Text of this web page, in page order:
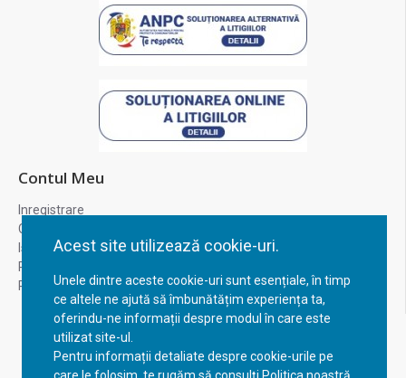
Acest site utilizează cookie-uri.
Unele dintre aceste cookie-uri sunt esențiale, în timp
ce altele ne ajută să îmbunătățim experiența ta,
oferindu-ne informații despre modul în care este
utilizat site-ul.
Pentru informații detaliate despre cookie-urile pe
Contul Meu
Inregistrare
Contul meu
Istoric comenzi
Recuperare parola
Returnare produs